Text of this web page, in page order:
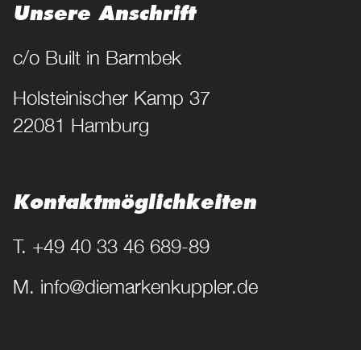
Unsere Anschrift
c/o Built in Barmbek
Holsteinischer Kamp 37
22081 Hamburg
Kontakt­möglichkeiten
T. +49 40 33 46 689-89
M. info@diemarkenkuppler.de